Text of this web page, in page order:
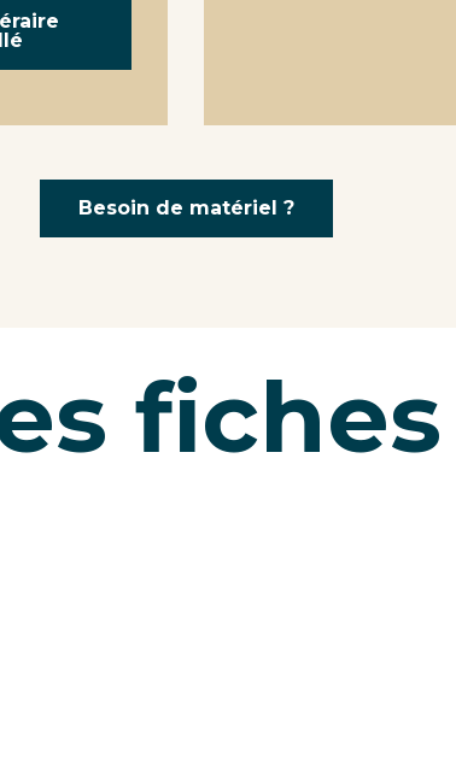
Besoin de matériel ?
fiches